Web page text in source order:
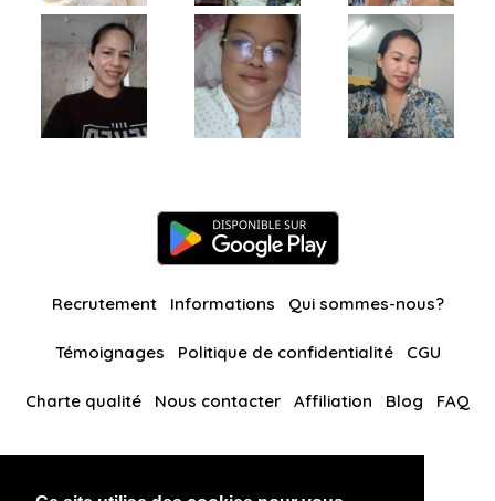
Recrutement Informations Qui sommes-nous?
Témoignages Politique de confidentialité CGU
Charte qualité Nous contacter Affiliation Blog FAQ